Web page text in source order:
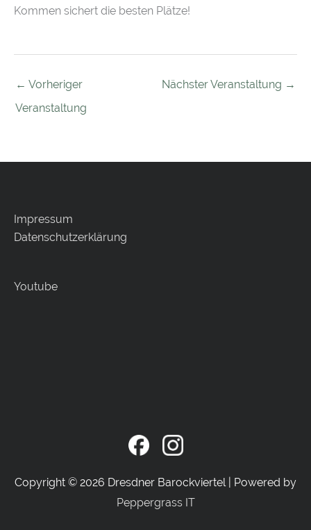
Kommen sichert die besten Plätze!
← Vorheriger
Veranstaltung
Nächster Veranstaltung →
Impressum
Datenschutzerklärung
Youtube
Copyright © 2026 Dresdner Barockviertel | Powered by
Peppergrass IT